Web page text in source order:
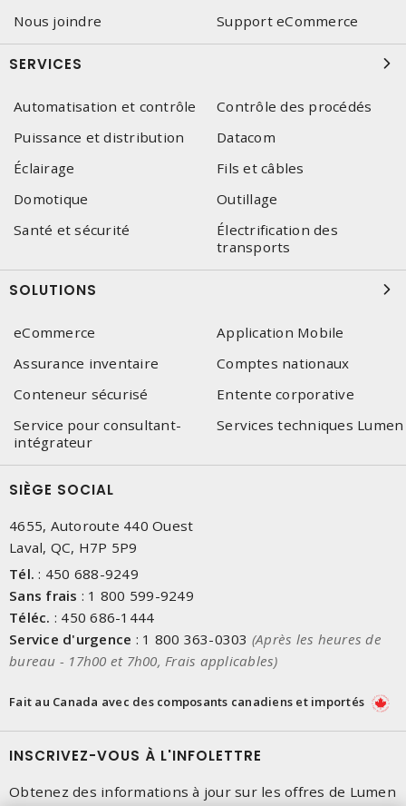
Nous joindre
Support eCommerce
SERVICES
Automatisation et contrôle
Contrôle des procédés
Puissance et distribution
Datacom
Éclairage
Fils et câbles
Domotique
Outillage
Santé et sécurité
Électrification des
transports
SOLUTIONS
eCommerce
Application Mobile
Assurance inventaire
Comptes nationaux
Conteneur sécurisé
Entente corporative
Service pour consultant-
intégrateur
Services techniques Lumen
SIÈGE SOCIAL
4655, Autoroute 440 Ouest
Laval, QC, H7P 5P9
Tél. : 450 688-9249
Sans frais : 1 800 599-9249
Téléc. : 450 686-1444
Service d'urgence : 1 800 363-0303 (Après les heures de
bureau - 17h00 et 7h00, Frais applicables)
Fait au Canada avec des composants canadiens et importés
INSCRIVEZ-VOUS À L'INFOLETTRE
Obtenez des informations à jour sur les offres de Lumen